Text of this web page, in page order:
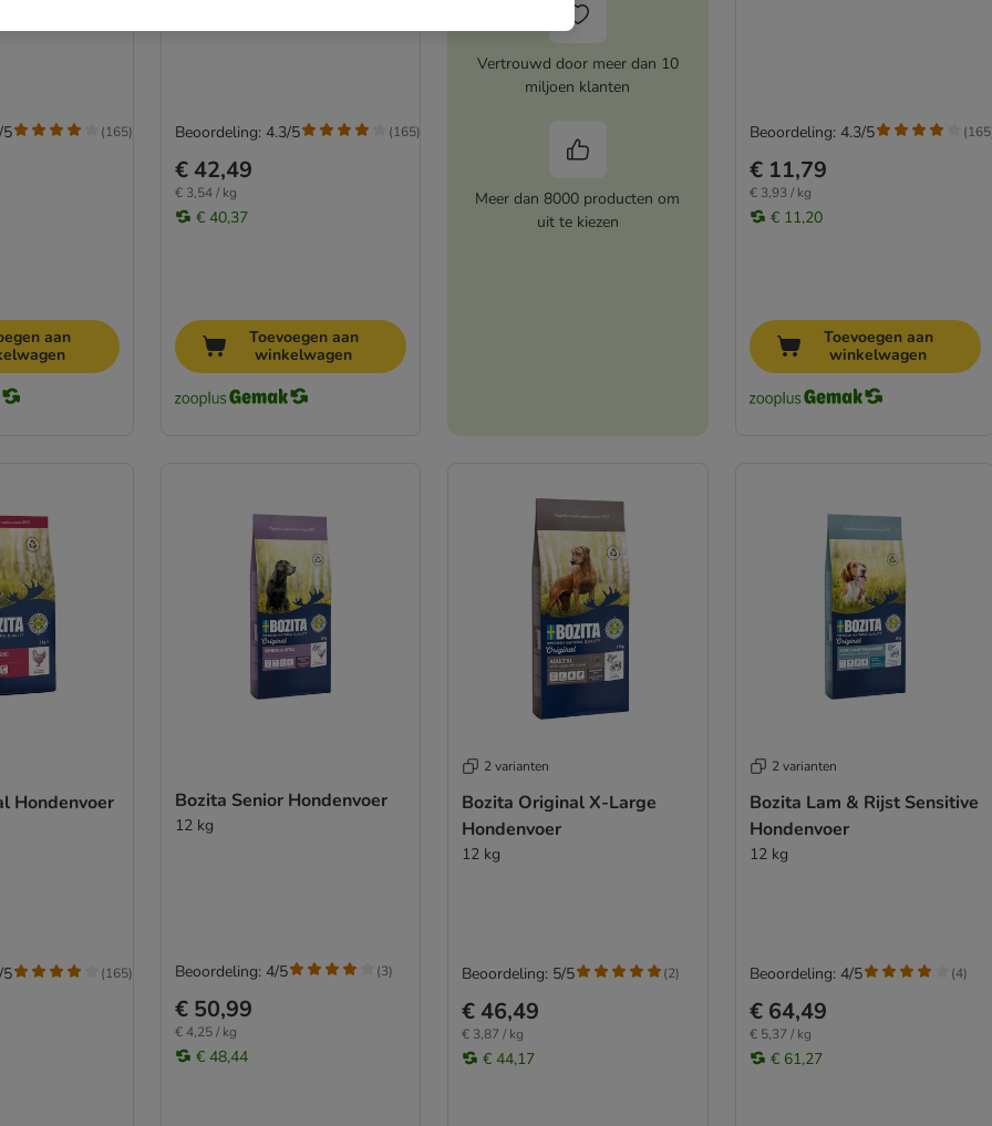
5 (165)
aan
€ 42,49
€ 3,54 / kg
€ 40,37
Beoordeling: 4.3/5 (165)
Toevoegen aan
winkelwagen
Vertrouwd door meer dan 10
miljoen klanten
Meer dan 8000 producten om
uit te kiezen
€ 11,79
€ 3,93 / kg
€ 11,20
Beoordeling: 4.3/5 (165
Toevoegen aan
winkelwagen
Hondenvoer
5 (165)
Bozita Senior Hondenvoer
12 kg
€ 50,99
€ 4,25 / kg
€ 48,44
Beoordeling: 4/5 (3)
2 varianten
Bozita Original X-Large
Hondenvoer
12 kg
€ 46,49
€ 3,87 / kg
€ 44,17
Beoordeling: 5/5 (2)
2 varianten
Bozita Lam & Rijst Sensitive
Hondenvoer
12 kg
€ 64,49
€ 5,37 / kg
€ 61,27
Beoordeling: 4/5 (4)